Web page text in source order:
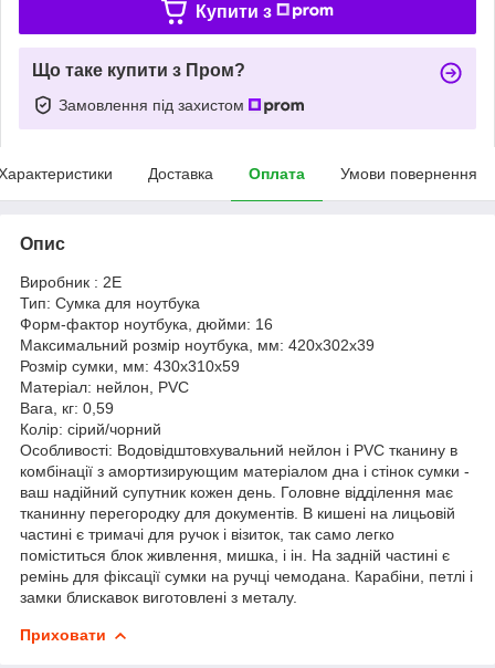
Купити з
Що таке купити з Пром?
Замовлення під захистом
Доставка Оплата Умови повернення
Опис
Виробник : 2E
Тип: Сумка для ноутбука
Форм-фактор ноутбука, дюйми: 16
Максимальний розмір ноутбука, мм: 420х302х39
Розмір сумки, мм: 430х310х59
Матеріал: нейлон, PVC
Вага, кг: 0,59
Колір: сірий/чорний
Особливості: Водовідштовхувальний нейлон і PVC тканину в
комбінації з амортизирующим матеріалом дна і стінок сумки -
ваш надійний супутник кожен день. Головне відділення має
тканинну перегородку для документів. В кишені на лицьовій
частині є тримачі для ручок і візиток, так само легко
поміститься блок живлення, мишка, і ін. На задній частині є
ремінь для фіксації сумки на ручці чемодана. Карабіни, петлі і
замки блискавок виготовлені з металу.
Приховати